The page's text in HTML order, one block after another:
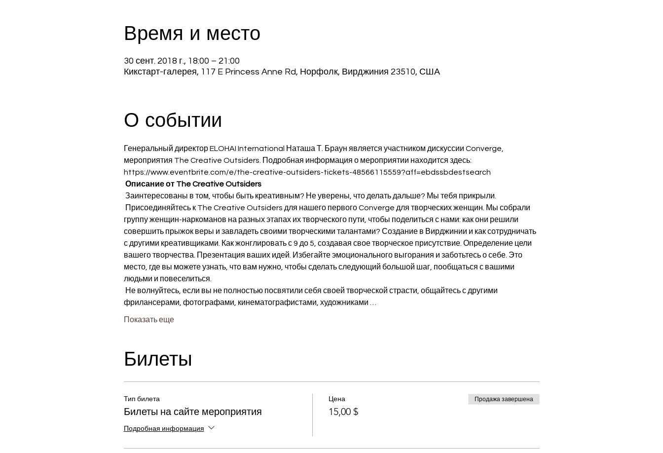
Время и место
30 сент. 2018 г., 18:00 – 21:00
Кикстарт-галерея, 117 E Princess Anne Rd, Норфолк, Вирджиния 23510, США
О событии
Генеральный директор ELOHAI International Наташа Т. Браун является участником дискуссии Converge,
мероприятия The Creative Outsiders. Подробная информация о мероприятии находится здесь:
https://www.eventbrite.com/e/the-creative-outsiders-tickets-48566115559?aff=ebdssbdestsearch
Описание от The Creative Outsiders
Заинтересованы в том, чтобы быть креативным? Не уверены, что делать дальше? Мы тебя прикрыли.
группу женщин-наркоманов на разных этапах их творческого пути, чтобы поделиться с нами: как они решили
совершить прыжок веры и завладеть своими творческими талантами? Создание в Вирджинии и как сотрудничать
с другими креативщиками. Как жонглировать с 9 до 5, создавая свое творческое присутствие. Определение цели
вашего творчества. Презентация ваших идей. Избегайте эмоционального выгорания и заботьтесь о себе. Это
место, где вы можете узнать, что вам нужно, чтобы сделать следующий большой шаг, пообщаться с вашими
людьми и повеселиться.
фрилансерами, фотографами, кинематографистами, художниками …
Показать еще
Билеты
Тип билета
Билеты на сайте мероприятия
Подробная информация
Цена
15,00 $
Продажа завершена